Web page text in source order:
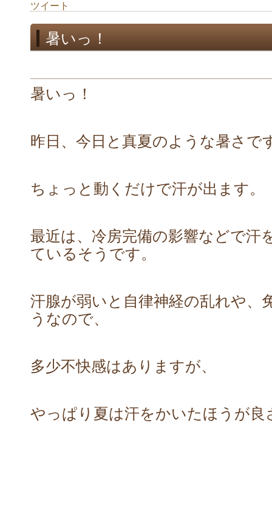
ツイート
暑いっ！
暑いっ！
昨日、今日と真夏のような暑さで
ちょっと動くだけで汗が出ます。
最近は、冷房完備の影響などで汗
ているそうです。
汗腺が弱いと自律神経の乱れや、
うなので、
多少不快感はありますが、
やっぱり夏は汗をかいたほうが良